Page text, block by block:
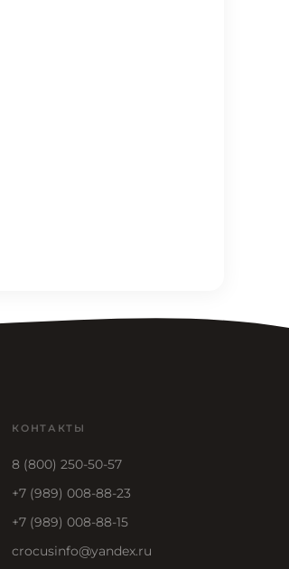
КОНТАКТЫ
8 (800) 250-50-57
+7 (989) 008-88-23
+7 (989) 008-88-15
crocusinfo@yandex.ru